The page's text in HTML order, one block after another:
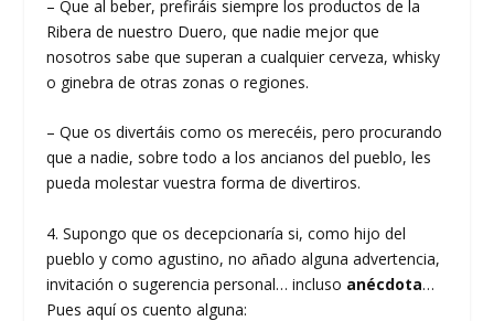
– Que al beber, prefiráis siempre los productos de la
Ribera de nuestro Duero, que nadie mejor que
nosotros sabe que superan a cualquier cerveza, whisky
o ginebra de otras zonas o regiones.
– Que os divertáis como os merecéis, pero procurando
que a nadie, sobre todo a los ancianos del pueblo, les
pueda molestar vuestra forma de divertiros.
4. Supongo que os decepcionaría si, como hijo del
pueblo y como agustino, no añado alguna advertencia,
invitación o sugerencia personal… incluso anécdota…
Pues aquí os cuento alguna: